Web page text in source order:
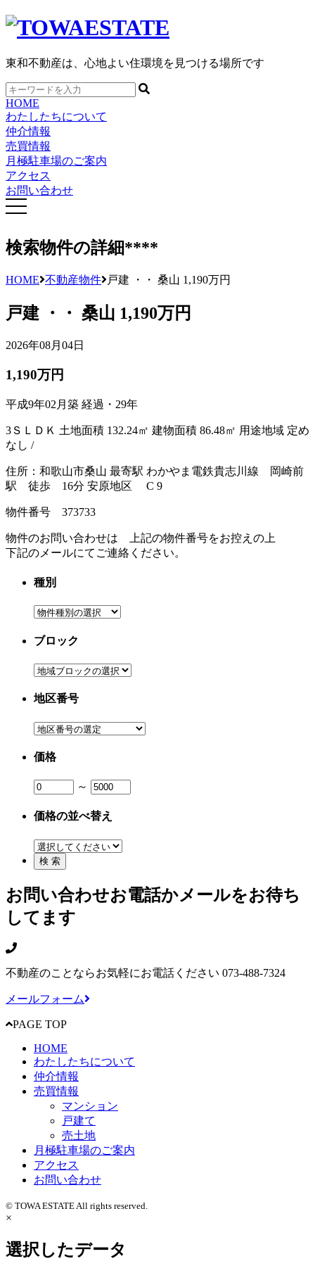
東和不動産は、心地よい住環境を見つける場所です
HOME
わたしたちについて
仲介情報
売買情報
月極駐車場のご案内
アクセス
お問い合わせ
検索物件の詳細****
HOME 不動産物件 戸建 ・・ 桑山 1,190万円
戸建 ・・ 桑山 1,190万円
2026年08月04日
1,190万円
平成9年02月築 経過・29年
3ＳＬＤＫ 土地面積 132.24㎡ 建物面積 86.48㎡ 用途地域 定め
なし /
住所：和歌山市桑山 最寄駅 わかやま電鉄貴志川線 岡崎前
駅 徒歩 16分 安原地区 C 9
物件番号 373733
物件のお問い合わせは 上記の物件番号をお控えの上
下記のメールにてご連絡ください。
種別
ブロック
地区番号
価格
～
価格の並べ替え
お問い合わせお電話かメールをお待ち
してます
不動産のことならお気軽にお電話ください 073-488-7324
メールフォーム
PAGE TOP
HOME
わたしたちについて
仲介情報
売買情報
マンション
戸建て
売土地
月極駐車場のご案内
アクセス
お問い合わせ
© TOWA ESTATE All rights reserved.
×
選択したデータ